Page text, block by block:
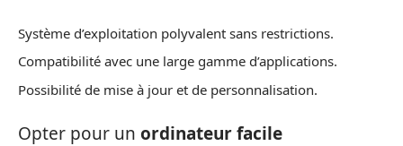
Système d’exploitation polyvalent sans restrictions.
Compatibilité avec une large gamme d’applications.
Possibilité de mise à jour et de personnalisation.
Opter pour un ordinateur facile